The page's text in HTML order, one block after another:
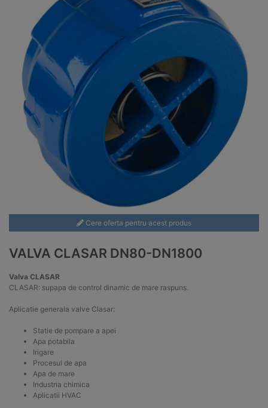
Cere oferta pentru acest produs
VALVA CLASAR DN80-DN1800
Valva CLASAR
CLASAR: supapa de control dinamic de mare raspuns.
Aplicatie generala valve Clasar:
Statie de pompare a apei
Apa potabila
Irigare
Procesul de apa
Apa de mare
Industria chimica
Aplicatii HVAC